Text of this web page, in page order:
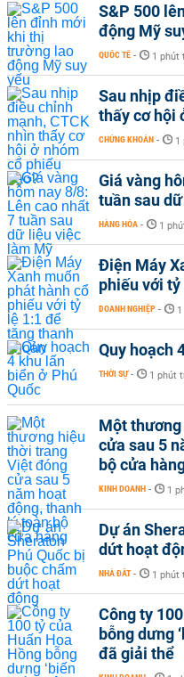
S&P 500
động Mỹ
QUỐC TẾ - 1 phút
Sau nhịp
thấy cơ hội
CHỨNG KHOÁN - 1
Giá vàng
tuần sau
HÀNG HÓA - 1
Điện Máy
phiếu với
DOANH NGHIỆP -
Quy hoạch
THỜI SỰ - 1 phút
Một
cửa sau 5
bộ cửa
KINH DOANH - 1
Dự án
dứt hoạt
NHÀ ĐẤT - 1 phút
Công ty
bỗng dưng
đã giải thể